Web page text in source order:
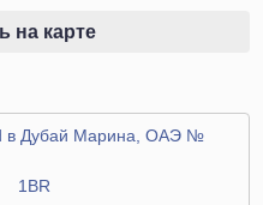
на карте
в Дубай Марина, ОАЭ №
1BR